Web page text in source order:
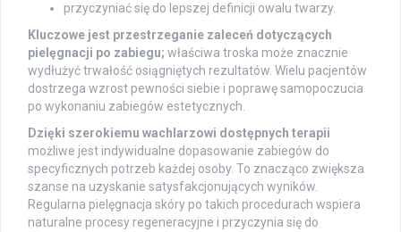
przyczyniać się do lepszej definicji owalu twarzy.
Kluczowe jest przestrzeganie zaleceń dotyczących
pielęgnacji po zabiegu; właściwa troska może znacznie
wydłużyć trwałość osiągniętych rezultatów. Wielu pacjentów
dostrzega wzrost pewności siebie i poprawę samopoczucia
po wykonaniu zabiegów estetycznych.
Dzięki szerokiemu wachlarzowi dostępnych terapii
możliwe jest indywidualne dopasowanie zabiegów do
specyficznych potrzeb każdej osoby. To znacząco zwiększa
szanse na uzyskanie satysfakcjonujących wyników.
Regularna pielęgnacja skóry po takich procedurach wspiera
naturalne procesy regeneracyjne i przyczynia się do